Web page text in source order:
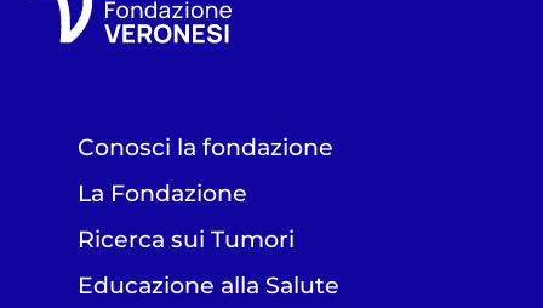
Conosci la fondazione
La Fondazione
Ricerca sui Tumori
Educazione alla Salute